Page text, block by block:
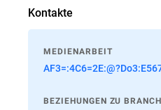
Kontakte
MEDIENARBEIT
BEZIEHUNGEN ZU